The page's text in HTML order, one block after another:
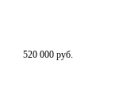
520 000 руб.